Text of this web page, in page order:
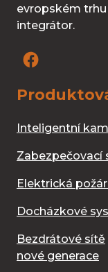
evropském
integrátor.
Inteligentní
Zabezpečovací
Elektrická
Docházkové
Bezdrátové sítě
nové generace